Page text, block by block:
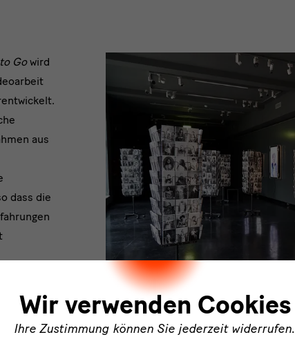
Gowird
aus
dass die
Wir verwenden Cookies
Ihre Zustimmung können Sie jederzeit widerrufen.